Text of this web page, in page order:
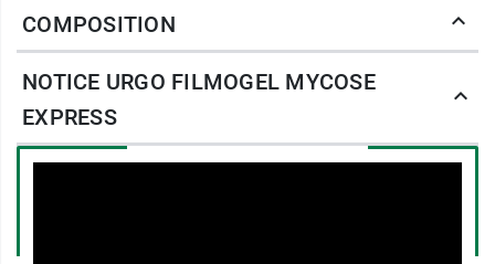
Pour vous permettre de retrouver des
sains, Urgo a conçu Urgo Filmogel Mycose
Express. Trèssimple à appliquerà l'aide de son
petitpinceau applicateur.
de la surface de l'onglepour empêcher la
COMPOSITION
NOTICE URGO FILMOGEL MYCOSE
EXPRESS